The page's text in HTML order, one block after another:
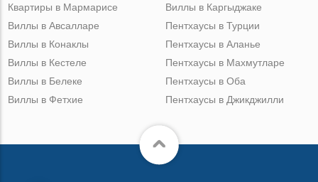
Квартиры в Мармарисе
Виллы в Каргыджаке
Виллы в Авсалларе
Виллы в Конаклы
Виллы в Кестеле
Виллы в Белеке
Виллы в Фетхие
Пентхаусы в Турции
Пентхаусы в Аланье
Пентхаусы в Махмутларе
Пентхаусы в Оба
Пентхаусы в Джикджилли